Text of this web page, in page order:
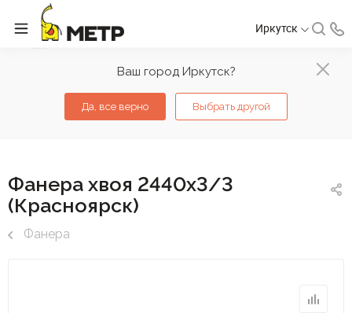
Ваш город Иркутск?
Да, все верно Выбрать другой
Иркутск
Фанера хвоя 2440х3/3
(Красноярск)
Фанера